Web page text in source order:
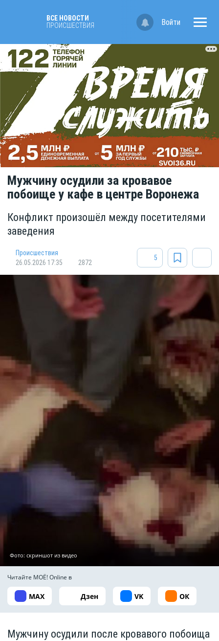
ВСЕ НОВОСТИ
ПРОИСШЕСТВИЯ
Войти
Мужчину осудили за кровавое
побоище у кафе в центре Воронежа
Конфликт произошёл между посетителями
заведения
Происшествия
26.05.2026 17:35
2872
5
Фото: скриншот из видео
Читайте МОЁ! Online в
MAX Дзен VK ОК
Мужчину осудили после кровавого побоища